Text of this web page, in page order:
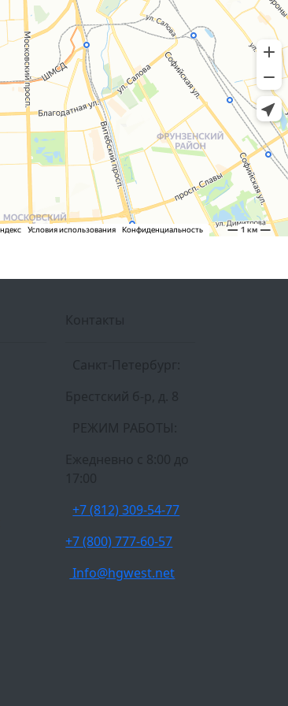
Контакты
Санкт-Петербург:
Брестский б-р, д. 8
РЕЖИМ РАБОТЫ:
Ежедневно c 8:00 до
17:00
+7 (812) 309-54-77
+7 (800) 777-60-57
Info@hgwest.net